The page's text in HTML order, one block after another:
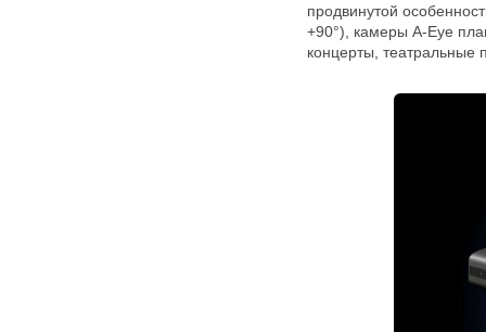
продвинутой
+90°), камеры A-Eye
концерты, театральные